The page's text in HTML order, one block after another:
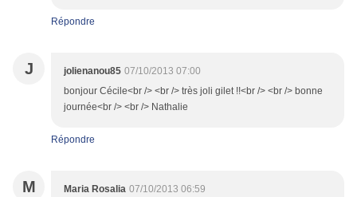
Répondre
J jolienanou85 07/10/2013 07:00
bonjour Cécile<br /> <br /> très joli gilet !!<br /> <br /> bonne
journée<br /> <br /> Nathalie
Répondre
M Maria Rosalia 07/10/2013 06:59